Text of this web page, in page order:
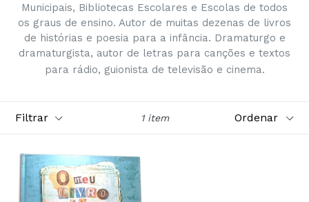
Municipais, Bibliotecas Escolares e Escolas de todos
os graus de ensino. Autor de muitas dezenas de livros
de histórias e poesia para a infância. Dramaturgo e
dramaturgista, autor de letras para canções e textos
para rádio, guionista de televisão e cinema.
1 item